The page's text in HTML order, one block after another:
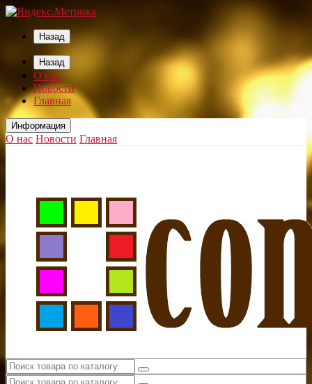
Назад
Назад
О нас
Новости
Главная
Информация
О нас Новости Главная